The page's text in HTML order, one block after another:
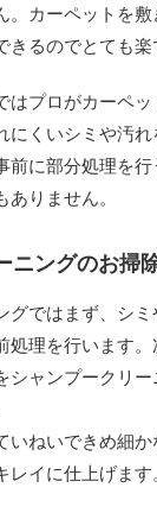
。カーペットを
るのでとても楽
はプロがカーペ
にくいシミや汚
前に部分処理を
ありません。
ニングのお掃
グではまず、シ
処理を行います
シャンプークリー
いねいできめ細
イに仕上げます